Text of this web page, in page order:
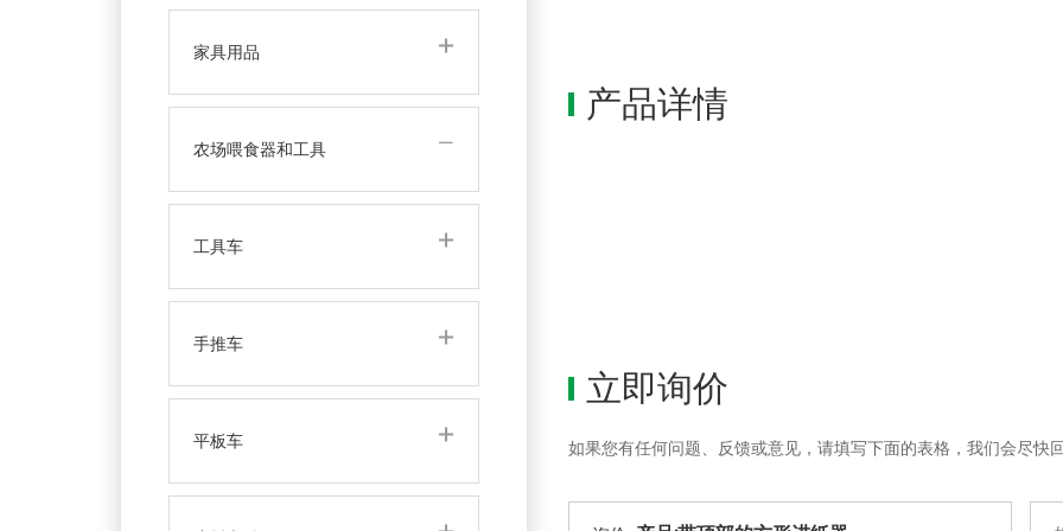
家具用品
农场喂食器和工具
工具车
手推车
平板车
产品详情
立即询价
如果您有任何问题、反馈或意见，请填写下面的表格，我们会尽快